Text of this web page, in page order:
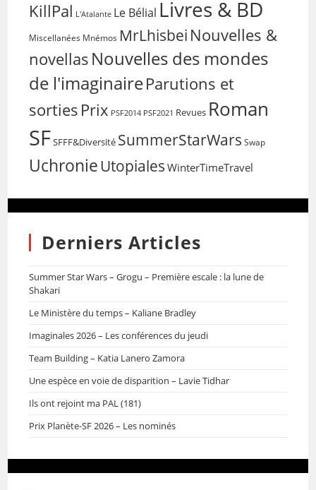
KillPal L'Atalante Le Bélial Livres & BD
Miscellanées Mnémos MrLhisbei Nouvelles &
novellas Nouvelles des mondes
de l'imaginaireParutions et
sorties Prix PSF2014 PSF2021 Revues Roman
SFSFFF&Diversité SummerStarWars Swap
Uchronie Utopiales WinterTimeTravel
Derniers Articles
Summer Star Wars – Grogu – Première escale : la lune de
Shakari
Le Ministère du temps – Kaliane Bradley
Imaginales 2026 – Les conférences du jeudi
Team Building – Katia Lanero Zamora
Une espèce en voie de disparition – Lavie Tidhar
Ils ont rejoint ma PAL (181)
Prix Planète-SF 2026 – Les nominés